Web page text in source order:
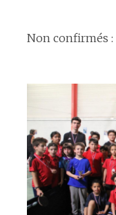
Non confirmés :